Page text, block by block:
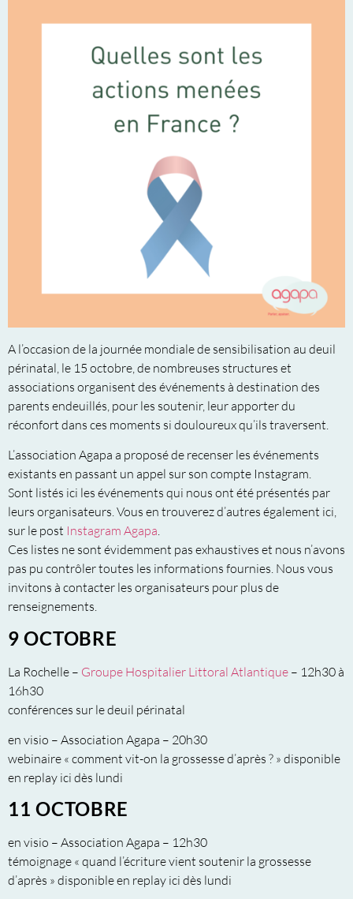
A l’occasion de la journée mondiale de sensibilisation au deuil
périnatal, le 15 octobre, de nombreuses structures et
associations organisent des événements à destination des
parents endeuillés, pour les soutenir, leur apporter du
réconfort dans ces moments si douloureux qu’ils traversent.
L’association Agapa a proposé de recenser les événements
existants en passant un appel sur son compte Instagram.
Sont listés ici les événements qui nous ont été présentés par
leurs organisateurs. Vous en trouverez d’autres également ici,
sur le post Instagram Agapa.
Ces listes ne sont évidemment pas exhaustives et nous n’avons
pas pu contrôler toutes les informations fournies. Nous vous
invitons à contacter les organisateurs pour plus de
renseignements.
9 OCTOBRE
La Rochelle – Groupe Hospitalier Littoral Atlantique – 12h30 à
16h30
conférences sur le deuil périnatal
en visio – Association Agapa – 20h30
webinaire « comment vit-on la grossesse d’après ? » disponible
en replay ici dès lundi
11 OCTOBRE
en visio – Association Agapa – 12h30
témoignage « quand l’écriture vient soutenir la grossesse
d’après » disponible en replay ici dès lundi